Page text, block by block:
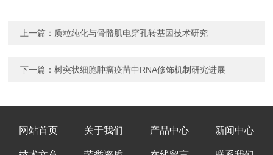
上一篇： 质粒纯化与骨骼肌电穿孔转基因技术研究
下一篇：树突状细胞肿瘤疫苗中RNA修饰机制研究进展
网站首页 关于我们 产品中心 新闻中心